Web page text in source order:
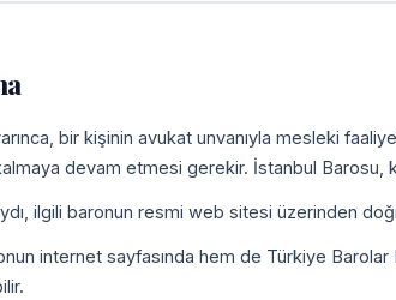
bir kişinin avukat unvanıyla mesleki
kalmaya devam etmesi gerekir. İstanbul
ilgili baronun resmi web sitesi üzerinden
internet sayfasında hem de Türkiye